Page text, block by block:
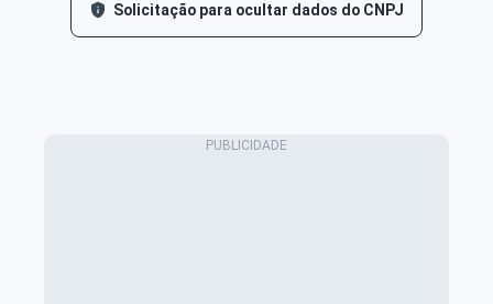
Solicitação para ocultar dados do CNPJ